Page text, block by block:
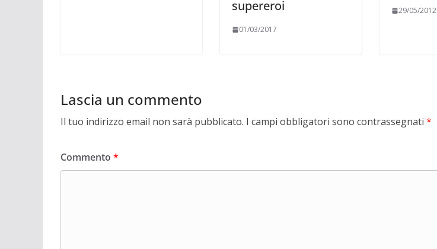
supereroi
01/03/2017
29/05/2012
Lascia un commento
Il tuo indirizzo email non sarà pubblicato. I campi obbligatori sono contrassegnati *
Commento *